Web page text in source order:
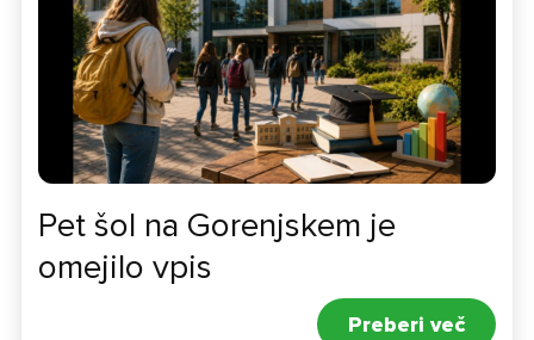
Pet šol na Gorenjskem je
omejilo vpis
Preberi več